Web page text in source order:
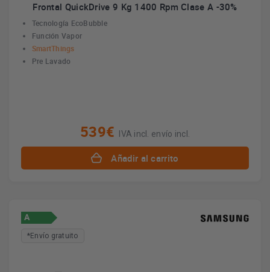
Frontal QuickDrive 9 Kg 1400 Rpm Clase A -30%
Tecnología EcoBubble
Función Vapor
SmartThings
Pre Lavado
539€ IVA incl. envío incl.
Añadir al carrito
A
*Envío gratuito